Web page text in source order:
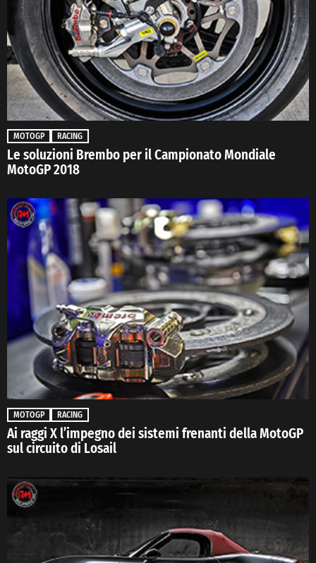
MOTOGP RACING
Le soluzioni Brembo per il Campionato Mondiale
MotoGP 2018
MOTOGP RACING
Ai raggi X l’impegno dei sistemi frenanti della MotoGP
sul circuito di Losail